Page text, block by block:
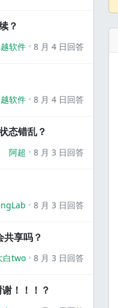
？
软件 8 月 4 日回答
软件 8 月 4 日回答
态错乱？
阿超 8 月 3 日回答
8 月 3 日回答
享吗？
白two 8 月 3 日回答
！！！？